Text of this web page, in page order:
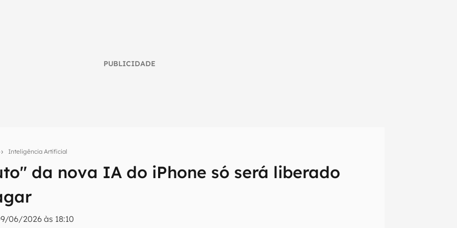
PUBLICIDADE
Inteligência Artificial
da nova IA do iPhone só será liberado
06/2026 às 18:10
inteligente do mundo tech!
do Canaltech e receba notícias e reviews sobre tecnologia em primeira